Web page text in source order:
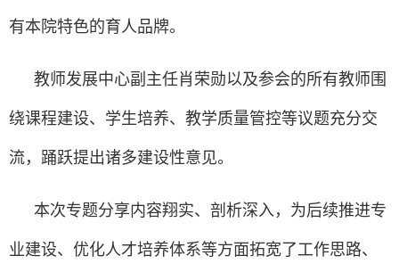
有本院特色的育人品牌。
教师发展中心副主任肖荣勋以及参会的所有教师围
绕课程建设、学生培养、教学质量管控等议题充分交
流，踊跃提出诸多建设性意见。
本次专题分享内容翔实、剖析深入，为后续推进专
业建设、优化人才培养体系等方面拓宽了工作思路、